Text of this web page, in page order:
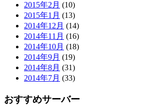
2015年2月 (10)
2015年1月 (13)
2014年12月 (14)
2014年11月 (16)
2014年10月 (18)
2014年9月 (19)
2014年8月 (31)
2014年7月 (33)
おすすめサーバー